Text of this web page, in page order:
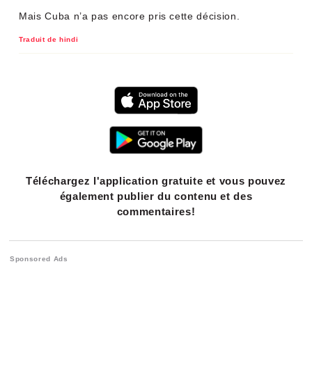
Mais Cuba n’a pas encore pris cette décision.
Traduit de hindi
Téléchargez l'application gratuite et vous pouvez
également publier du contenu et des
commentaires!
Sponsored Ads